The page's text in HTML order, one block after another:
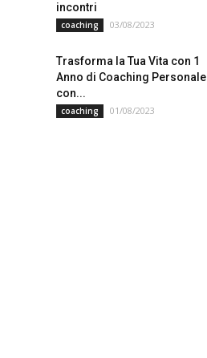
incontri
coaching 03/08/2023
Trasforma la Tua Vita con 1
Anno di Coaching Personale
con...
coaching 01/08/2023